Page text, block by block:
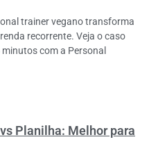
trainer vegano transforma
recorrente. Veja o caso
com a Personal
Planilha: Melhor para